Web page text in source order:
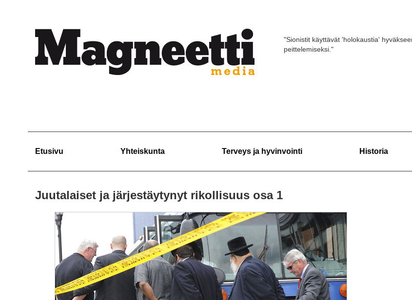
"Sionistit käyttävät 'holokaustia'
peittelemiseksi."
Etusivu Yhteiskunta Terveys ja hyvinvointi Historia
Juutalaiset ja järjestäytynyt rikollisuus osa 1